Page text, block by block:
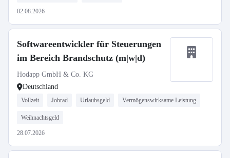
02.08.2026
Softwareentwickler für Steuerungen
im Bereich Brandschutz (m|w|d)
Hodapp GmbH & Co. KG
Deutschland
Vollzeit Jobrad Urlaubsgeld Vermögenswirksame Leistung
Weihnachtsgeld
28.07.2026